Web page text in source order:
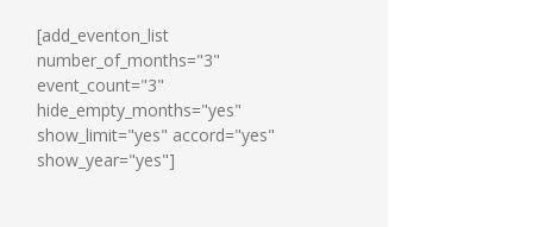
bacheliers
le
29
juillet
2026
[add_eventon_list
number_of_months="3"
event_count="3"
hide_empty_months="yes"
show_limit="yes" accord="yes"
show_year="yes"]